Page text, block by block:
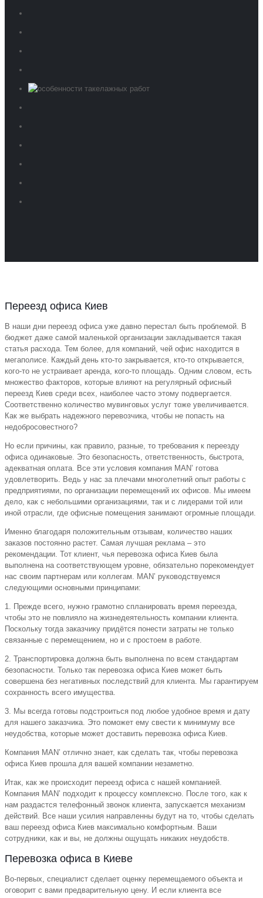
Переезд офиса Киев
В наши дни переезд офиса уже давно перестал быть проблемой. В
бюджет даже самой маленькой организации закладывается такая
статья расхода. Тем более, для компаний, чей офис находится в
мегаполисе. Каждый день кто-то закрывается, кто-то открывается,
кого-то не устраивает аренда, кого-то площадь. Одним словом, есть
множество факторов, которые влияют на регулярный офисный
переезд Киев среди всех, наиболее часто этому подвергается.
Соответственно количество мувинговых услуг тоже увеличивается.
Как же выбрать надежного перевозчика, чтобы не попасть на
недобросовестного?
Но если причины, как правило, разные, то требования к переезду
офиса одинаковые. Это безопасность, ответственность, быстрота,
адекватная оплата. Все эти условия компания MAN’ готова
удовлетворить. Ведь у нас за плечами многолетний опыт работы с
предприятиями, по организации перемещений их офисов. Мы имеем
дело, как с небольшими организациями, так и с лидерами той или
иной отрасли, где офисные помещения занимают огромные площади.
Именно благодаря положительным отзывам, количество наших
заказов постоянно растет. Самая лучшая реклама – это
рекомендации. Тот клиент, чья перевозка офиса Киев была
выполнена на соответствующем уровне, обязательно порекомендует
нас своим партнерам или коллегам. MAN’ руководствуемся
следующими основными принципами:
1. Прежде всего, нужно грамотно спланировать время переезда,
чтобы это не повлияло на жизнедеятельность компании клиента.
Поскольку тогда заказчику придётся понести затраты не только
связанные с перемещением, но и с простоем в работе.
2. Транспортировка должна быть выполнена по всем стандартам
безопасности. Только так перевозка офиса Киев может быть
совершена без негативных последствий для клиента. Мы гарантируем
сохранность всего имущества.
3. Мы всегда готовы подстроиться под любое удобное время и дату
для нашего заказчика. Это поможет ему свести к минимуму все
неудобства, которые может доставить перевозка офиса Киев.
Компания MAN’ отлично знает, как сделать так, чтобы перевозка
офиса Киев прошла для вашей компании незаметно.
Итак, как же происходит переезд офиса с нашей компанией.
Компания MAN’ подходит к процессу комплексно. После того, как к
нам раздастся телефонный звонок клиента, запускается механизм
действий. Все наши усилия направленны будут на то, чтобы сделать
ваш переезд офиса Киев максимально комфортным. Ваши
сотрудники, как и вы, не должны ощущать никаких неудобств.
Перевозка офиса в Киеве
Во-первых, специалист сделает оценку перемещаемого объекта и
оговорит с вами предварительную цену. И если клиента все